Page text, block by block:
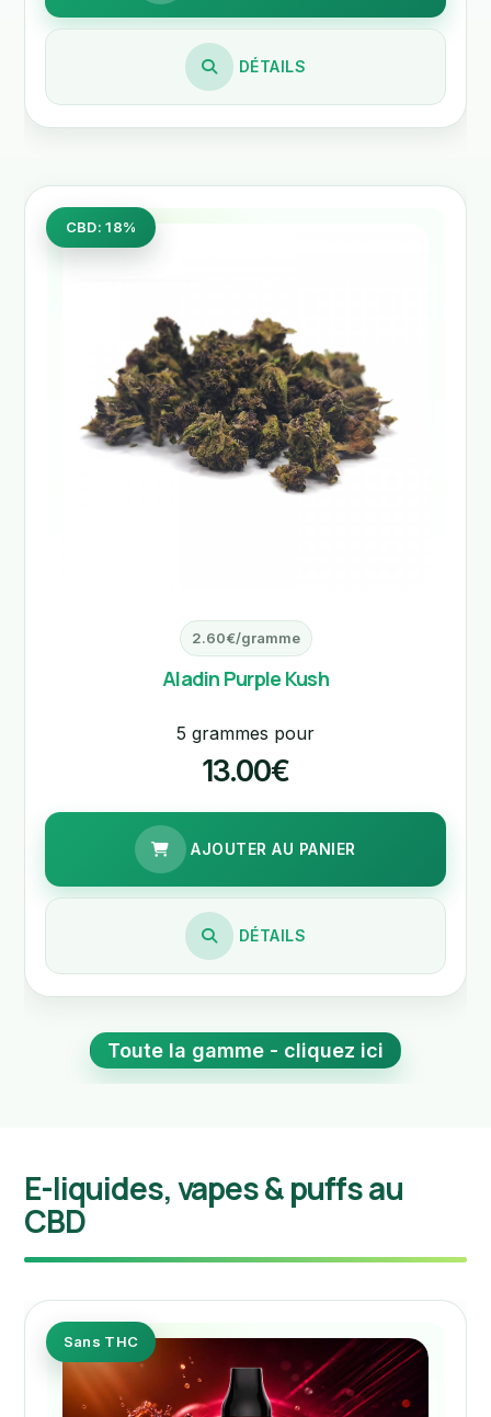
DÉTAILS
CBD: 18%
2.60€/gramme
Aladin Purple Kush
5 grammes pour
13.00€
AJOUTER AU PANIER
DÉTAILS
Toute la gamme - cliquez ici
E-liquides, vapes & puffs au
CBD
Sans THC